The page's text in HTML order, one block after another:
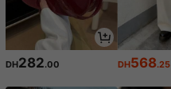
DH282.00 DH568.25